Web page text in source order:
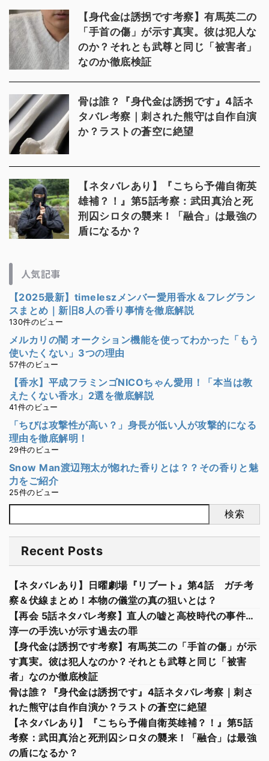
【身代金は誘拐です考察】有馬英二の
「手首の傷」が示す真実。彼は犯人な
のか？それとも武尊と同じ「被害者」
なのか徹底検証
骨は誰？『身代金は誘拐です』4話ネ
タバレ考察｜刺された熊守は自作自演
か？ラストの蒼空に絶望
【ネタバレあり】『こちら予備自衛英
雄補？！』第5話考察：武田真治と死
刑囚シロタの襲来！「融合」は最強の
盾になるか？
人気記事
【2025最新】timeleszメンバー愛用香水＆フレグラン
スまとめ｜新旧8人の香り事情を徹底解説
130件のビュー
メルカリの闇 オークション機能を使ってわかった「もう
使いたくない」3つの理由
57件のビュー
【香水】平成フラミンゴNICOちゃん愛用！「本当は教
えたくない香水」2選を徹底解説
41件のビュー
「ちびは攻撃性が高い？」身長が低い人が攻撃的になる
理由を徹底解明！
29件のビュー
Snow Man渡辺翔太が惚れた香りとは？？その香りと魅
力をご紹介
25件のビュー
検索
Recent Posts
【ネタバレあり】日曜劇場『リブート』第4話 ガチ考
察＆伏線まとめ！本物の儀堂の真の狙いとは？
【再会 5話ネタバレ考察】直人の嘘と高校時代の事件…
淳一の手洗いが示す過去の罪
【身代金は誘拐です考察】有馬英二の「手首の傷」が示
す真実。彼は犯人なのか？それとも武尊と同じ「被害
者」なのか徹底検証
骨は誰？『身代金は誘拐です』4話ネタバレ考察｜刺さ
れた熊守は自作自演か？ラストの蒼空に絶望
【ネタバレあり】『こちら予備自衛英雄補？！』第5話
考察：武田真治と死刑囚シロタの襲来！「融合」は最強
の盾になるか？